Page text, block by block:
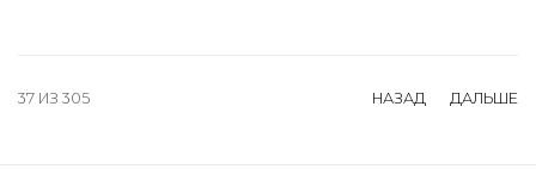
НАЗАД ДАЛЬШЕ
37 ИЗ 305